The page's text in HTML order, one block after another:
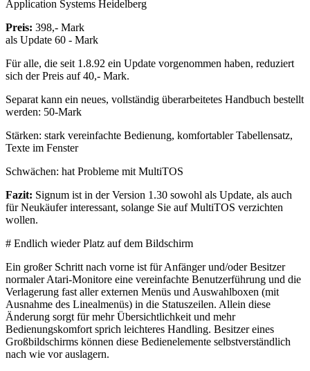
Application Systems Heidelberg
Preis: 398,- Mark
als Update 60 - Mark
Für alle, die seit 1.8.92 ein Update vorgenommen haben, reduziert
sich der Preis auf 40,- Mark.
Separat kann ein neues, vollständig überarbeitetes Handbuch bestellt
werden: 50-Mark
Stärken: stark vereinfachte Bedienung, komfortabler Tabellensatz,
Texte im Fenster
Schwächen: hat Probleme mit MultiTOS
Fazit: Signum ist in der Version 1.30 sowohl als Update, als auch
für Neukäufer interessant, solange Sie auf MultiTOS verzichten
wollen.
# Endlich wieder Platz auf dem Bildschirm
Ein großer Schritt nach vorne ist für Anfänger und/oder Besitzer
normaler Atari-Monitore eine vereinfachte Benutzerführung und die
Verlagerung fast aller externen Menüs und Auswahlboxen (mit
Ausnahme des Linealmenüs) in die Statuszeilen. Allein diese
Änderung sorgt für mehr Übersichtlichkeit und mehr
Bedienungskomfort sprich leichteres Handling. Besitzer eines
Großbildschirms können diese Bedienelemente selbstverständlich
nach wie vor auslagern.